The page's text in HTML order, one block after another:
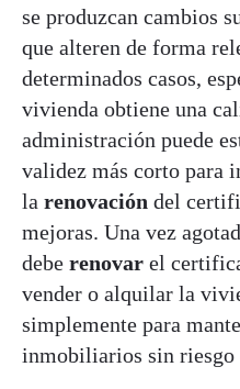
se produzcan cambios
que alteren de forma
determinados casos,
vivienda obtiene una
administración puede
validez más corto para
la renovación del
mejoras. Una vez
debe renovar el
vender o alquilar la
simplemente para
inmobiliarios sin riesgo